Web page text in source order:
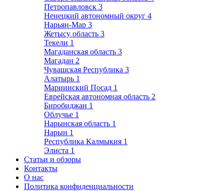
Петропавловск 3
Ненецкий автономный округ 4
Нарьян-Мар 3
Жетысу область 3
Текели 1
Магаданская область 3
Магадан 2
Чувашская Республика 3
Алатырь 1
Мариинский Посад 1
Еврейская автономная область 2
Биробиджан 1
Облучье 1
Нарынская область 1
Нарын 1
Республика Калмыкия 1
Элиста 1
Статьи и обзоры
Контакты
О нас
Политика конфиденциальности